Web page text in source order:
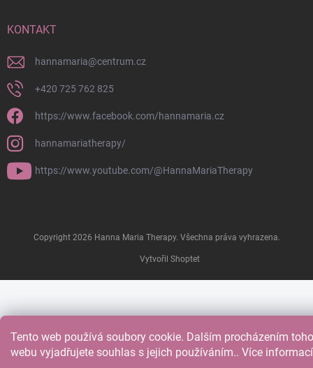
Tento web používá soubory cookie. Dalším procházením
webu vyjadřujete souhlas s jejich používáním.. Více
KONTAKT
hannamaria@centrum.cz
+420 725 762 825
https://www.facebook.com/hannamaria.cz
hannamariatherapy/
https://www.youtube.com/@HannaMariaTherapy
Vytvořil Shoptet
Copyright 2026 Hanna Maria Therapy. Všechna práva vyhrazena.